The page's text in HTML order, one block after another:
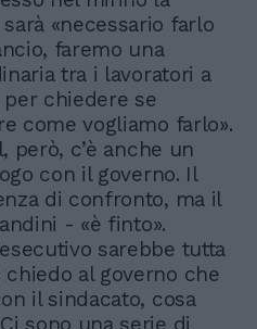
«necessario farlo
faremo una
tra i lavoratori a
chiedere se
come vogliamo farlo».
però, c’è anche un
con il governo. Il
di confronto, ma il
- «è finto».
sarebbe tutta
chiedo al governo che
il sindacato, cosa